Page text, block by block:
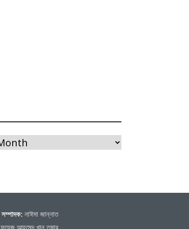
সম্পাদক: নাঈমা জান্নাত